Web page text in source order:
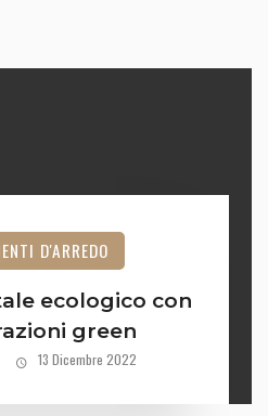
D'ARREDO
ecologico con
green
13 Dicembre 2022